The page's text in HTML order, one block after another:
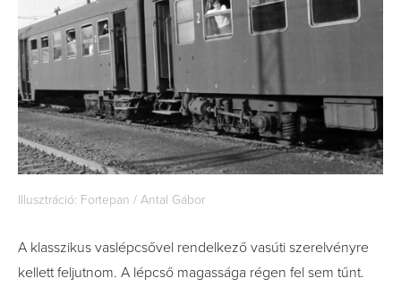
Illusztráció: Fortepan / Antal Gábor
A klasszikus vaslépcsővel rendelkező vasúti szerelvényre
kellett feljutnom. A lépcső magassága régen fel sem tűnt.